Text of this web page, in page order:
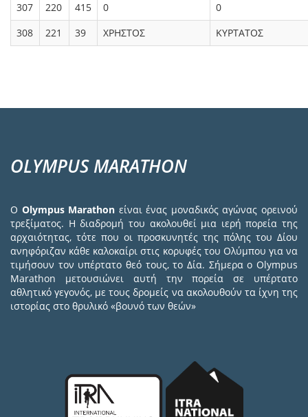
307 220 415 0
0
308
221 39 ΧΡΗΣΤΟΣ ΚΥΡΤΑΤΟΣ
OLYMPUS MARATHON
Ο Olympus Marathon είναι ένας μοναδικός αγώνας ορεινού
τρεξίματος. Η διαδρομή του ακολουθεί μια ιερή πορεία της
αρχαιότητας, τότε που οι προσκυνητές της πόλης του Δίου
ανηφόριζαν κάθε καλοκαίρι στις κορυφές του Ολύμπου για να
τιμήσουν τον υπέρτατο θεό τους, το Δία. Σήμερα ο Olympus
Marathon μετουσιώνει αυτή την πορεία σε υπέρτατο
αθλητικό γεγονός, με τους δρομείς να ακολουθούν τα ίχνη της
ιστορίας στο θρυλικό «βουνό των θεών»